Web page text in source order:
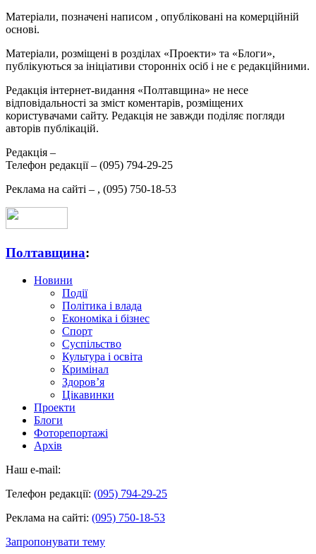
Матеріали, позначені написом , опубліковані на комерційній
основі.
Матеріали, розміщені в розділах «Проекти» та «Блоги»,
публікуються за ініціативи сторонніх осіб і не є редакційними.
Редакція інтернет-видання «Полтавщина» не несе
відповідальності за зміст коментарів, розміщених
користувачами сайту. Редакція не завжди поділяє погляди
авторів публікацій.
Редакція –
Телефон редакції – (095) 794-29-25
Реклама на сайті – , (095) 750-18-53
Полтавщина:
Новини
Події
Політика і влада
Економіка і бізнес
Спорт
Суспільство
Культура і освіта
Кримінал
Здоров’я
Цікавинки
Проекти
Блоги
Фоторепортажі
Архів
Наш e-mail:
Телефон редакції: (095) 794-29-25
Реклама на сайті: (095) 750-18-53
Запропонувати тему